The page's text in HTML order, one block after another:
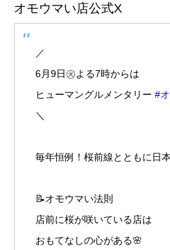
オモウマい店公式X
／
6月9日㊋よる7時からは
ヒューマングルメンタリー #
＼
毎年恒例！桜前線とともに日
📝オモウマい法則
店前に桜が咲いている店は
おもてなしの心がある🌸